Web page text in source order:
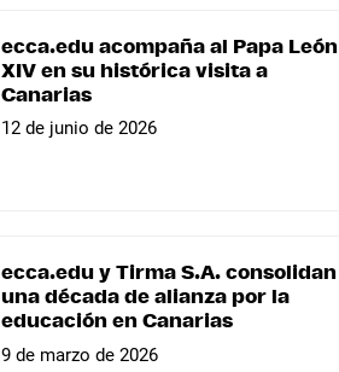
ecca.edu acompaña al Papa León
XIV en su histórica visita a
Canarias
12 de junio de 2026
ecca.edu y Tirma S.A. consolidan
una década de alianza por la
educación en Canarias
9 de marzo de 2026